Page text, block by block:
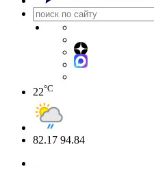
22°C
82.17 94.84